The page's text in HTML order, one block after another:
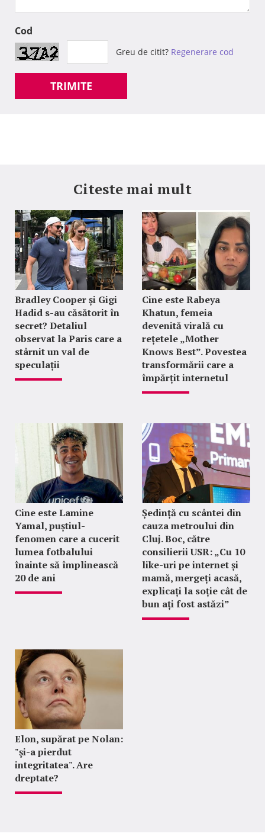
Cod
Greu de citit? Regenerare cod
TRIMITE
Citeste mai mult
Bradley Cooper și Gigi
Hadid s-au căsătorit în
secret? Detaliul
observat la Paris care a
stârnit un val de
speculații
Cine este Rabeya
Khatun, femeia
devenită virală cu
rețetele „Mother
Knows Best”. Povestea
transformării care a
împărțit internetul
Cine este Lamine
Yamal, puștiul-
fenomen care a cucerit
lumea fotbalului
înainte să împlinească
20 de ani
Ședință cu scântei din
cauza metroului din
Cluj. Boc, către
consilierii USR: „Cu 10
like-uri pe internet și
mamă, mergeți acasă,
explicați la soție cât de
bun ați fost astăzi”
Elon, supărat pe Nolan:
"şi-a pierdut
integritatea". Are
dreptate?